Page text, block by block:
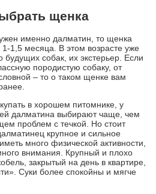
щенка
именно далматин, то щенка
1,5 месяца. В этом возрасте уже
будущих собак, их экстерьер. Если
породистую собаку, от
– то о таком щенке вам
в хорошем питомнике, у
далматина выбирают чаще, чем
проблем с течкой. Но стоит
крупное и сильное
много физической активности,
внимания. Крупный и плохо
закрытый на день в квартире,
Суки более спокойны и мягче